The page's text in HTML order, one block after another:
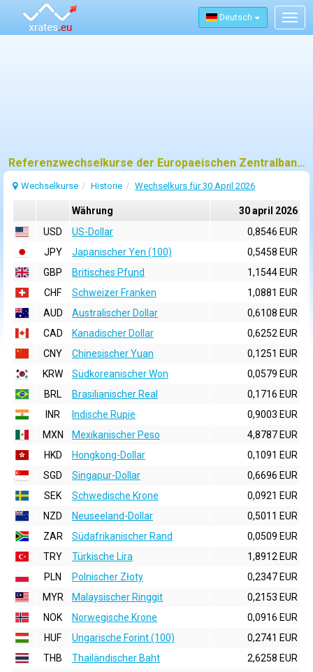
Deutsch
Referenzwechselkurse der Europaeischen Zentralbank (EZB) fuer 30 april 2026
Wechselkurse Historie Wechselkurs für 30 April 2026
Währung
30 april 2026
USD
US-Dollar
0,8546 EUR
JPY
Japanischer Yen (100)
0,5458 EUR
GBP
Britisches Pfund
1,1544 EUR
CHF
Schweizer Franken
1,0881 EUR
AUD
Australischer Dollar
0,6108 EUR
CAD
Kanadischer Dollar
0,6252 EUR
CNY
Chinesischer Yuan
0,1251 EUR
KRW
Südkoreanischer Won
0,0579 EUR
BRL
Brasilianischer Real
0,1716 EUR
INR
Indische Rupie
0,9003 EUR
MXN
Mexikanischer Peso
4,8787 EUR
HKD
Hongkong-Dollar
0,1091 EUR
SGD
Singapur-Dollar
0,6696 EUR
SEK
Schwedische Krone
0,0921 EUR
NZD
Neuseeland-Dollar
0,5011 EUR
ZAR
Südafrikanischer Rand
0,0509 EUR
TRY
Türkische Lira
1,8912 EUR
PLN
Polnischer Złoty
0,2347 EUR
MYR
Malaysischer Ringgit
0,2153 EUR
NOK
Norwegische Krone
0,0916 EUR
HUF
Ungarische Forint (100)
0,2741 EUR
THB
Thailändischer Baht
2,6258 EUR